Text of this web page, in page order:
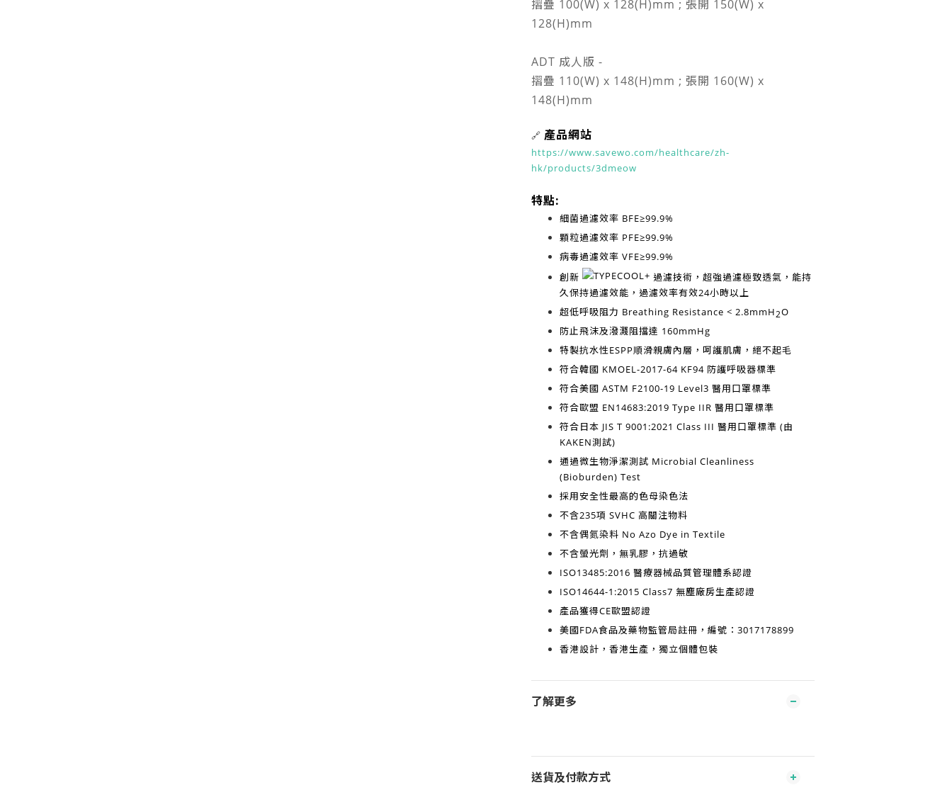
摺疊 100(W) x 128(H)mm ; 張開 150(W) x
128(H)mm
ADT 成人版 -
摺疊 110(W) x 148(H)mm ; 張開 160(W) x
148(H)mm
🔗 產品網站
https://www.savewo.com/healthcare/zh-
hk/products/3dmeow
特點:
細菌過濾效率 BFE≥99.9%
顆粒過濾效率 PFE≥99.9%
病毒過濾效率 VFE≥99.9%
創新
過濾技術，超強過濾極致透氣，能持
久保持過濾效能，過濾效率有效24小時以上
超低呼吸阻力 Breathing Resistance < 2.8mmH2O
防止飛沫及潑濺阻擋達 160mmHg
特製抗水性ESPP順滑親膚內層，呵護肌膚，絕不起毛
符合韓國 KMOEL-2017-64 KF94防護呼吸器標準
符合美國 ASTM F2100-19 Level3 醫用口罩標準
符合歐盟 EN14683:2019 Type IIR 醫用口罩標準
符合日本 JIS T 9001:2021 Class III 醫用口罩標準 (由
KAKEN測試)
通過微生物淨潔測試 Microbial Cleanliness
(Bioburden) Test
採用安全性最高的色母染色法
不含235項 SVHC 高關注物料
不含偶氮染料 No Azo Dye in Textile
不含螢光劑，無乳膠，抗過敏
ISO13485:2016 醫療器械品質管理體系認證
ISO14644-1:2015 Class7 無塵廠房生產認證
產品獲得CE歐盟認證
美國FDA食品及藥物監管局註冊，編號：3017178899
香港設計，香港生產 ，獨立個體包裝
了解更多
送貨及付款方式